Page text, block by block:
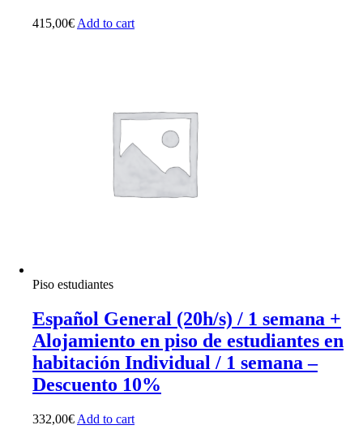
415,00€ Add to cart
Piso estudiantes
Español General (20h/s) / 1 semana +
Alojamiento en piso de estudiantes en
habitación Individual / 1 semana –
Descuento 10%
332,00€ Add to cart